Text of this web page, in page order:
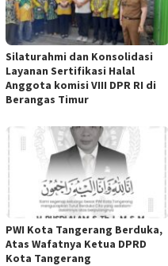
Silaturahmi dan Konsolidasi
Layanan Sertifikasi Halal
Anggota komisi VIII DPR RI di
Berangas Timur
PWI Kota Tangerang Berduka,
Atas Wafatnya Ketua DPRD
Kota Tangerang